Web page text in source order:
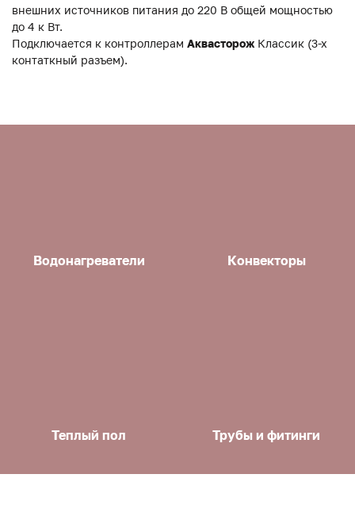
внешних источников питания до 220 В общей мощностью
до 4 к Вт.
Подключается к контроллерам Аквасторож Классик (3-х
контаткный разъем).
Водонагреватели Конвекторы
Теплый пол Трубы и фитинги